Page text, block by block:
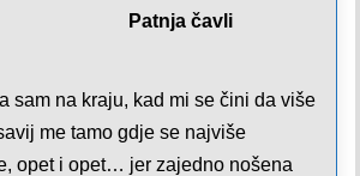
Patnja čavli
sam na kraju, kad mi se čini da više
me tamo gdje se najviše
opet i opet… jer zajedno nošena